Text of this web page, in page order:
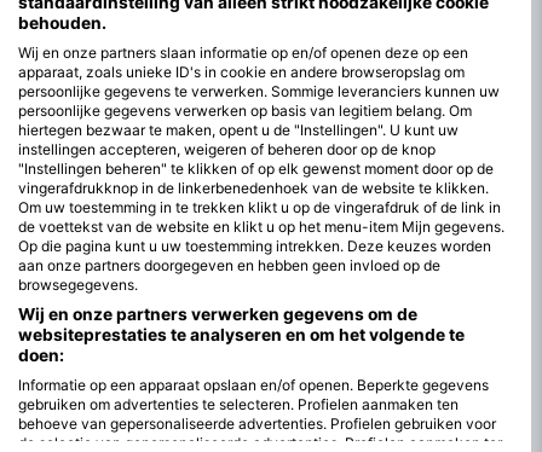
De beste maanden om te duiken in
Hokkaido
Duiken in Hokkaidō biedt het hele jaar door diverse ervaringen.
behouden.
Wij en onze partners slaan informatie op en/of openen deze op een
apparaat, zoals unieke ID's in cookie en andere browseropslag om
persoonlijke gegevens te verwerken. Sommige leveranciers kunnen uw
persoonlijke gegevens verwerken op basis van legitiem belang. Om
hiertegen bezwaar te maken, opent u de "Instellingen". U kunt uw
instellingen accepteren, weigeren of beheren door op de knop
"Instellingen beheren" te klikken of op elk gewenst moment door op de
vingerafdrukknop in de linkerbenedenhoek van de website te klikken.
Om uw toestemming in te trekken klikt u op de vingerafdruk of de link in
de voettekst van de website en klikt u op het menu-item Mijn gegevens.
Op die pagina kunt u uw toestemming intrekken. Deze keuzes worden
aan onze partners doorgegeven en hebben geen invloed op de
browsegegevens.
Wij en onze partners verwerken gegevens om de
websiteprestaties te analyseren en om het volgende te
doen:
Informatie op een apparaat opslaan en/of openen. Beperkte gegevens
gebruiken om advertenties te selecteren. Profielen aanmaken ten
behoeve van gepersonaliseerde advertenties. Profielen gebruiken voor
de selectie van gepersonaliseerde advertenties. Profielen aanmaken ter